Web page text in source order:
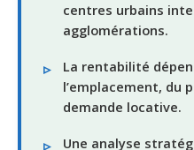
centres urbains
agglomérations.
La rentabilité
l’emplacement, du
demande locative.
Une analyse